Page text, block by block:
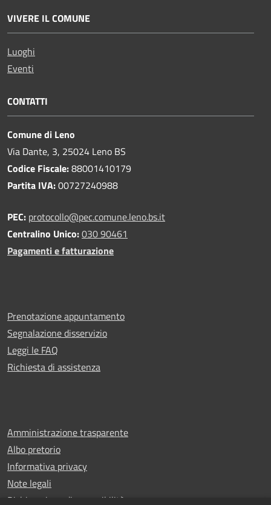
VIVERE IL COMUNE
Luoghi
Eventi
CONTATTI
Comune di Leno
Via Dante, 3, 25024 Leno BS
Codice Fiscale:88001410179
Partita IVA:00727240988
PEC: protocollo@pec.comune.leno.bs.it
Centralino Unico:030 90461
Pagamenti e fatturazione
Prenotazione appuntamento
Segnalazione disservizio
Leggi le FAQ
Richiesta di assistenza
Amministrazione trasparente
Albo pretorio
Informativa privacy
Note legali
Dichiarazione di accessibilità